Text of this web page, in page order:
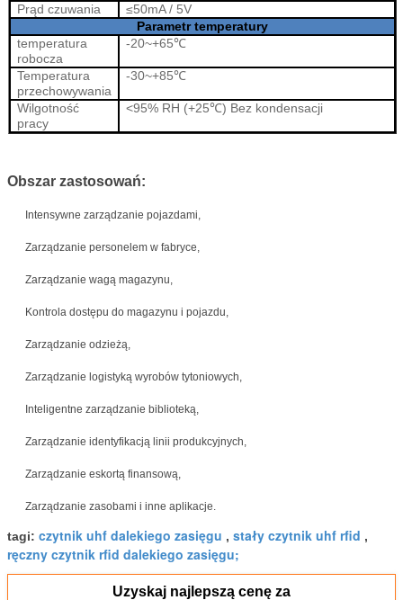
Prąd czuwania
≤50mA / 5V
Parametr temperatury
temperatura
robocza
-20~+65℃
Temperatura
przechowywania
-30~+85℃
Wilgotność
pracy
<95% RH (+25℃) Bez kondensacji
Obszar zastosowań:
Intensywne zarządzanie pojazdami,
Zarządzanie personelem w fabryce,
Zarządzanie wagą magazynu,
Kontrola dostępu do magazynu i pojazdu,
Zarządzanie odzieżą,
Zarządzanie logistyką wyrobów tytoniowych,
Inteligentne zarządzanie biblioteką,
Zarządzanie identyfikacją linii produkcyjnych,
Zarządzanie eskortą finansową,
Zarządzanie zasobami i inne aplikacje.
tagi: czytnik uhf dalekiego zasięgu , stały czytnik uhf rfid ,
ręczny czytnik rfid dalekiego zasięgu;
Uzyskaj najlepszą cenę za